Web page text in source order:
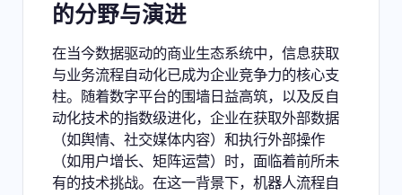
的分野与演进
在当今数据驱动的商业生态系统中，信息获取
与业务流程自动化已成为企业竞争力的核心支
柱。随着数字平台的围墙日益高筑，以及反自
动化技术的指数级进化，企业在获取外部数据
（如舆情、社交媒体内容）和执行外部操作
（如用户增长、矩阵运营）时，面临着前所未
有的技术挑战。在这一背景下，机器人流程自